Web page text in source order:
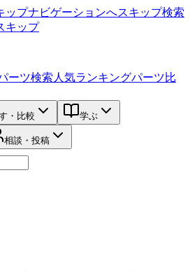
ップナビゲーションへスキップ検索
キップ
ーツ検索 人気ランキングパーツ比
・比較 学ぶ
相談・投稿